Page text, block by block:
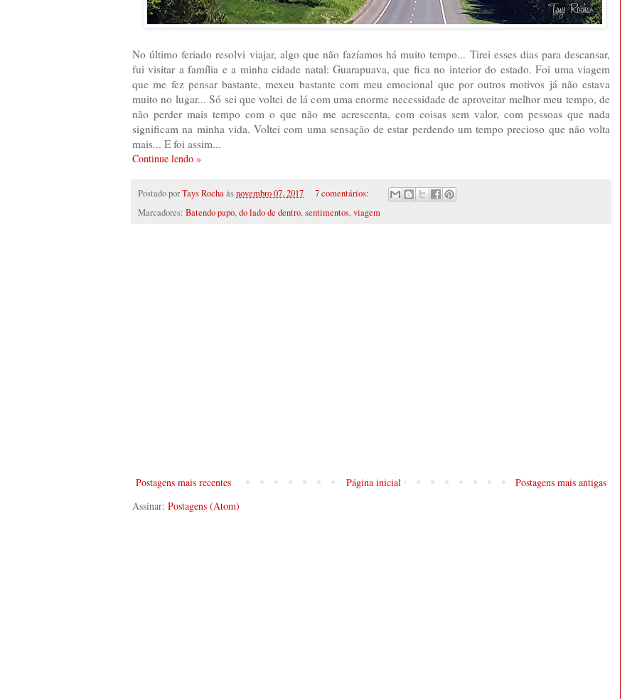
No último feriado resolvi viajar, algo que não fazíamos há muito tempo... Tirei esses dias para descansar,
fui visitar a família e a minha cidade natal: Guarapuava, que fica no interior do estado. Foi uma viagem
que me fez pensar bastante, mexeu bastante com meu emocional que por outros motivos já não estava
muito no lugar... Só sei que voltei de lá com uma enorme necessidade de aproveitar melhor meu tempo, de
não perder mais tempo com o que não me acrescenta, com coisas sem valor, com pessoas que nada
significam na minha vida. Voltei com uma sensação de estar perdendo um tempo precioso que não volta
mais... E foi assim...
Continue lendo »
Postado porTays Rochaàsnovembro 07, 2017
7 comentários:
Marcadores: Batendo papo,do lado de dentro,sentimentos,viagem
Postagens mais recentes Postagens mais antigas
Página inicial
Assinar: Postagens (Atom)